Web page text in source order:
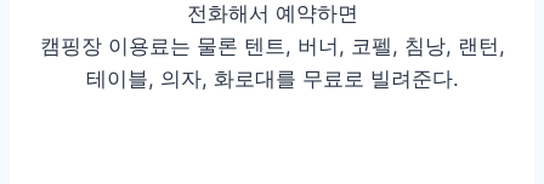
전화해서 예약하면
캠핑장 이용료는 물론 텐트, 버너, 코펠, 침낭, 랜턴,
테이블, 의자, 화로대를 무료로 빌려준다.